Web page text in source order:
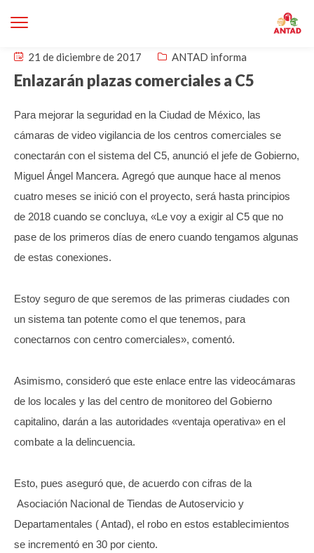
21 de diciembre de 2017 ANTAD informa
Enlazarán plazas comerciales a C5
Para mejorar la seguridad en la Ciudad de México, las
cámaras de video vigilancia de los centros comerciales se
conectarán con el sistema del C5, anunció el jefe de Gobierno,
Miguel Ángel Mancera. Agregó que aunque hace al menos
cuatro meses se inició con el proyecto, será hasta principios
de 2018 cuando se concluya, «Le voy a exigir al C5 que no
pase de los primeros días de enero cuando tengamos algunas
de estas conexiones.
Estoy seguro de que seremos de las primeras ciudades con
un sistema tan potente como el que tenemos, para
conectarnos con centro comerciales», comentó.
Asimismo, consideró que este enlace entre las videocámaras
de los locales y las del centro de monitoreo del Gobierno
capitalino, darán a las autoridades «ventaja operativa» en el
combate a la delincuencia.
Esto, pues aseguró que, de acuerdo con cifras de la
Asociación Nacional de Tiendas de Autoservicio y
Departamentales ( Antad), el robo en estos establecimientos
se incrementó en 30 por ciento.